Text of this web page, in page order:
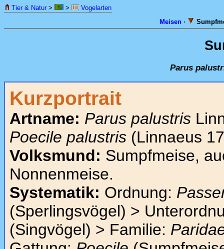
Tier & Natur > >
Vogelarten
Meisen·
Parus
Kurzportrait
Artname: Parus palustris
Poecile palustris (Linnaeus
Volksmund: Sumpfmeise,
Nonnenmeise.
Systematik: Ordnung:
(Sperlingsvögel) >
(Singvögel) > Familie: